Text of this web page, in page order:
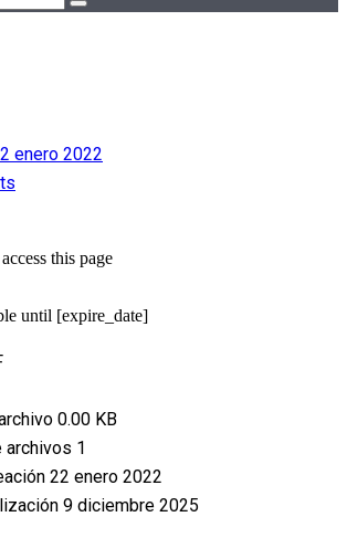
enero 2022
this page
until [expire_date]
0.00 KB
archivos 1
22 enero 2022
9 diciembre 2025